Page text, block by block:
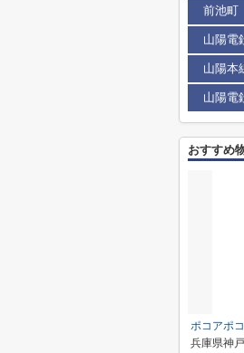
前池町
山陽電
山陽本
山陽電
おすすめ
ポコアポ
兵庫県神